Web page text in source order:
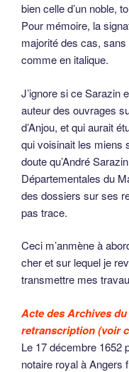
bien celle d’un noble,
Pour mémoire, la
majorité des cas,
comme en italique.
J’ignore si ce Sarazin
auteur des ouvrages
d’Anjou, et qui aurait
qui voisinait les miens
doute qu’André
Départementales du
des dossiers sur ses
pas trace.
Ceci m’anmène à
cher et sur lequel je
transmettre mes
Acte des Archives
retranscription (voir
Le 17 décembre 1652
notaire royal à Angers